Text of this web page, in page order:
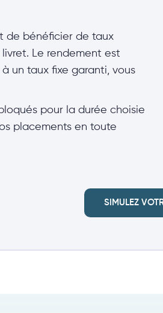
de bénéficier de taux
Le rendement est
un taux fixe garanti, vous
pour la durée choisie
placements en toute
SIMULEZ